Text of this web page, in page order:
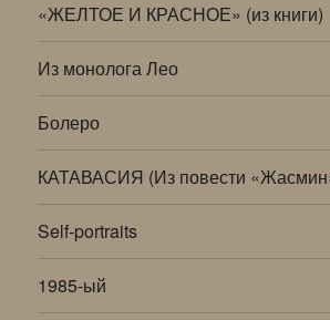
«ЖЕЛТОЕ И КРАСНОЕ» (из книги)
Из монолога Лео
Болеро
КАТАВАСИЯ (Из повести
Self-portraits
1985-ый